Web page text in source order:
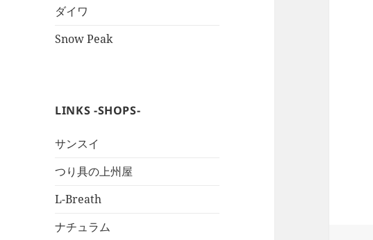
ダイワ
Snow Peak
LINKS -SHOPS-
サンスイ
つり具の上州屋
L-Breath
ナチュラム